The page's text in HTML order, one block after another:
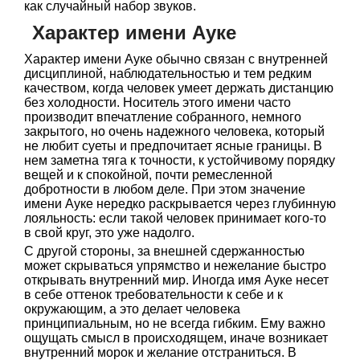
как случайный набор звуков.
Характер имени Ауке
Характер имени Ауке обычно связан с внутренней
дисциплиной, наблюдательностью и тем редким
качеством, когда человек умеет держать дистанцию
без холодности. Носитель этого имени часто
производит впечатление собранного, немного
закрытого, но очень надежного человека, который
не любит суеты и предпочитает ясные границы. В
нем заметна тяга к точности, к устойчивому порядку
вещей и к спокойной, почти ремесленной
добротности в любом деле. При этом значение
имени Ауке нередко раскрывается через глубинную
лояльность: если такой человек принимает кого-то
в свой круг, это уже надолго.
С другой стороны, за внешней сдержанностью
может скрываться упрямство и нежелание быстро
открывать внутренний мир. Иногда имя Ауке несет
в себе оттенок требовательности к себе и к
окружающим, а это делает человека
принципиальным, но не всегда гибким. Ему важно
ощущать смысл в происходящем, иначе возникает
внутренний морок и желание отстраниться. В